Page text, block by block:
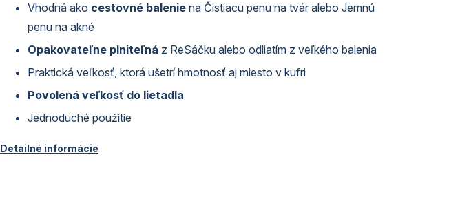
Vhodná ako cestovné balenie na Čistiacu penu na tvár alebo Jemnú
penu na akné
Opakovateľne plniteľná z ReSáčku alebo odliatím z veľkého balenia
Praktická veľkosť, ktorá ušetrí hmotnosť aj miesto v kufri
Povolená veľkosť do lietadla
Jednoduché použitie
Detailné informácie